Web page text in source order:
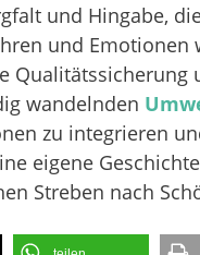
und Hingabe,
und
wandelnden
zu integrieren
eigene
Streben nach